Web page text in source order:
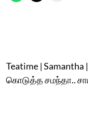
Teatime |
கொடுத்த சமந்தா..